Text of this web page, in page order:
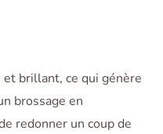
brillant, ce qui génère
brossage en
redonner un coup de